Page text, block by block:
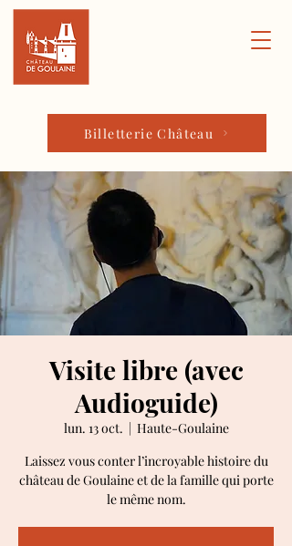
Billetterie Château
Visite libre (avec
Audioguide)
lun. 13 oct.
  |
Haute-Goulaine
Laissez vous conter l’incroyable histoire du
château de Goulaine et de la famille qui porte
le même nom.